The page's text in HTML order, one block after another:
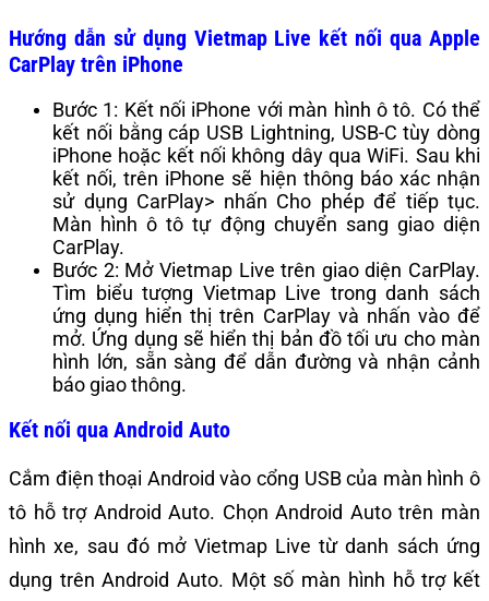
Hướng dẫn sử dụng Vietmap Live kết nối qua Apple
CarPlay trên iPhone
Bước 1: Kết nối iPhone với màn hình ô tô. Có thể
kết nối bằng cáp USB Lightning, USB-C tùy dòng
iPhone hoặc kết nối không dây qua WiFi. Sau khi
kết nối, trên iPhone sẽ hiện thông báo xác nhận
sử dụng CarPlay> nhấn Cho phép để tiếp tục.
Màn hình ô tô tự động chuyển sang giao diện
CarPlay.
Bước 2: Mở Vietmap Live trên giao diện CarPlay.
Tìm biểu tượng Vietmap Live trong danh sách
ứng dụng hiển thị trên CarPlay và nhấn vào để
mở. Ứng dụng sẽ hiển thị bản đồ tối ưu cho màn
hình lớn, sẵn sàng để dẫn đường và nhận cảnh
báo giao thông.
Kết nối qua Android Auto
Cắm điện thoại Android vào cổng USB của màn hình ô
tô hỗ trợ Android Auto. Chọn Android Auto trên màn
hình xe, sau đó mở Vietmap Live từ danh sách ứng
dụng trên Android Auto. Một số màn hình hỗ trợ kết